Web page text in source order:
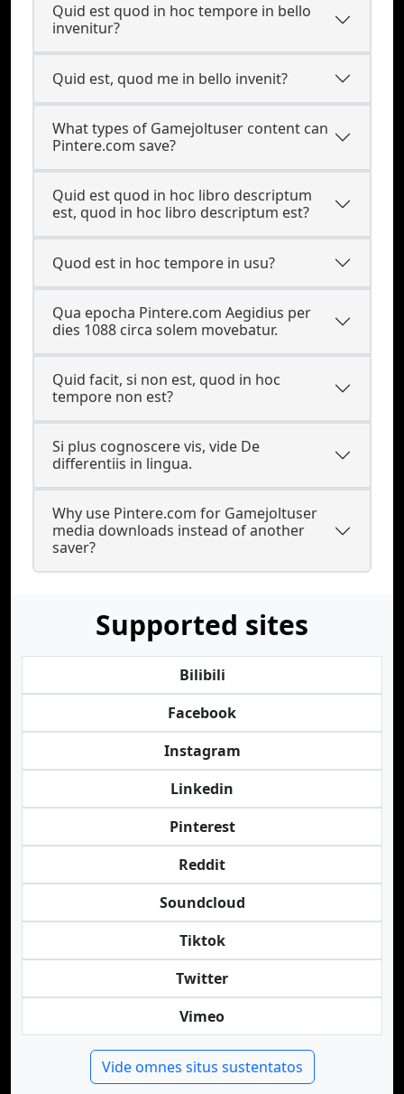
Quid est quod in hoc tempore in bello
invenitur?
Quid est, quod me in bello invenit?
What types of Gamejoltuser content can
Pintere.com save?
Quid est quod in hoc libro descriptum
est, quod in hoc libro descriptum est?
Quod est in hoc tempore in usu?
Qua epocha Pintere.com Aegidius per
dies 1088 circa solem movebatur.
Quid facit, si non est, quod in hoc
tempore non est?
Si plus cognoscere vis, vide De
differentiis in lingua.
Why use Pintere.com for Gamejoltuser
media downloads instead of another
saver?
Supported sites
Bilibili
Facebook
Instagram
Linkedin
Pinterest
Reddit
Soundcloud
Tiktok
Twitter
Vimeo
Vide omnes situs sustentatos